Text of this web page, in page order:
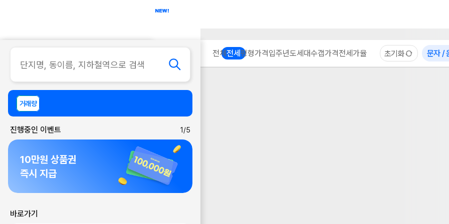
사무실
거래량
진행중인 이벤트 1/5
10만원 상품권
즉시 지급
바로가기
전체전세 평형가격입주년도세대수갭가격전세가율 초기화 문자 /